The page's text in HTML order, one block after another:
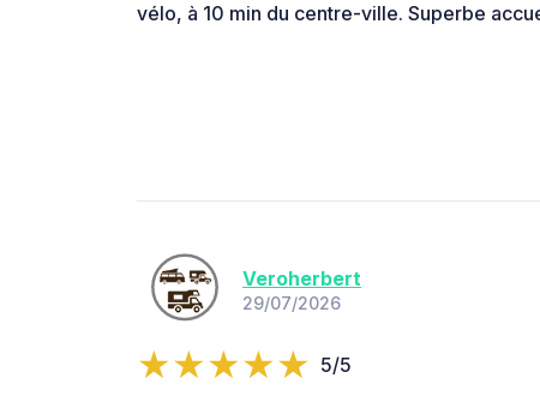
vélo, à 10 min du centre-ville. Superbe
Veroherbert
29/07/2026
5/5